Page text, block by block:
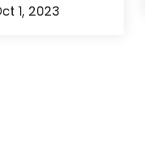
1, 2023